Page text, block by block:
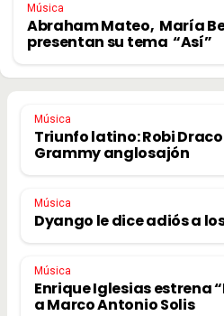
Música
Abraham Mateo, María
presentan su tema “Así”
Música
Triunfo latino: Robi
Grammy anglosajón
Música
Dyango le dice adiós a
Música
Enrique Iglesias estrena
a Marco Antonio Solis